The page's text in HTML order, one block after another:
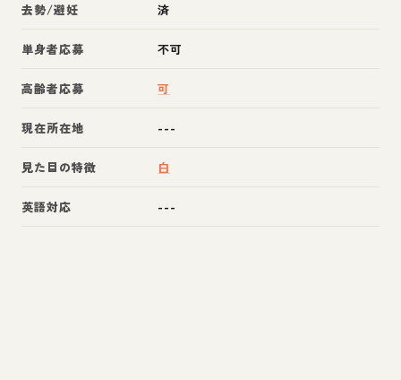
去勢/避妊 済
単身者応募 不可
高齢者応募 可
現在所在地 ---
見た目の特徴 白
英語対応 ---